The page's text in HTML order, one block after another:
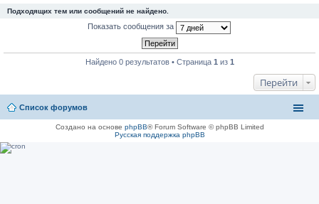
Подходящих тем или сообщений не найдено.
Показать сообщения за
Найдено 0 результатов • Страница 1 из 1
Перейти
Список форумов
Создано на основе phpBB® Forum Software © phpBB Limited
Русская поддержка phpBB